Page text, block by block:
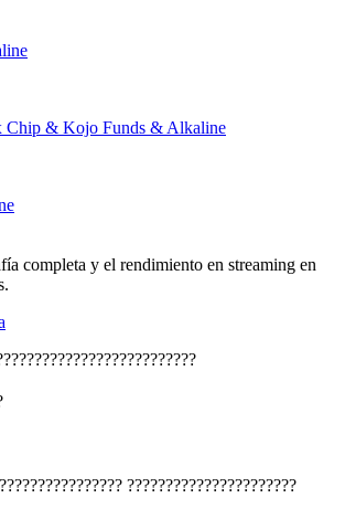
Chip & Kojo Funds & Alkaline
completa y el rendimiento en streaming en
??????????????????????